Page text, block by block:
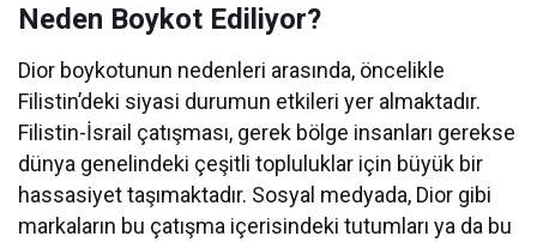
Neden Boykot Ediliyor?
Dior boykotunun nedenleri arasında, öncelikle
Filistin’deki siyasi durumun etkileri yer almaktadır.
Filistin-İsrail çatışması, gerek bölge insanları gerekse
dünya genelindeki çeşitli topluluklar için büyük bir
hassasiyet taşımaktadır. Sosyal medyada, Dior gibi
markaların bu çatışma içerisindeki tutumları ya da bu